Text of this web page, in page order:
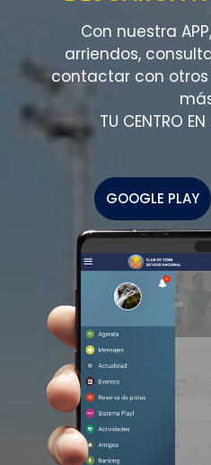
SABER
Con nuestra
arriendos,
contactar con
TU CENTRO EN
GOOGLE PLAY